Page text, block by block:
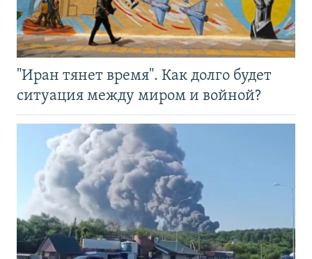
"Иран тянет время". Как долго будет
ситуация между миром и войной?